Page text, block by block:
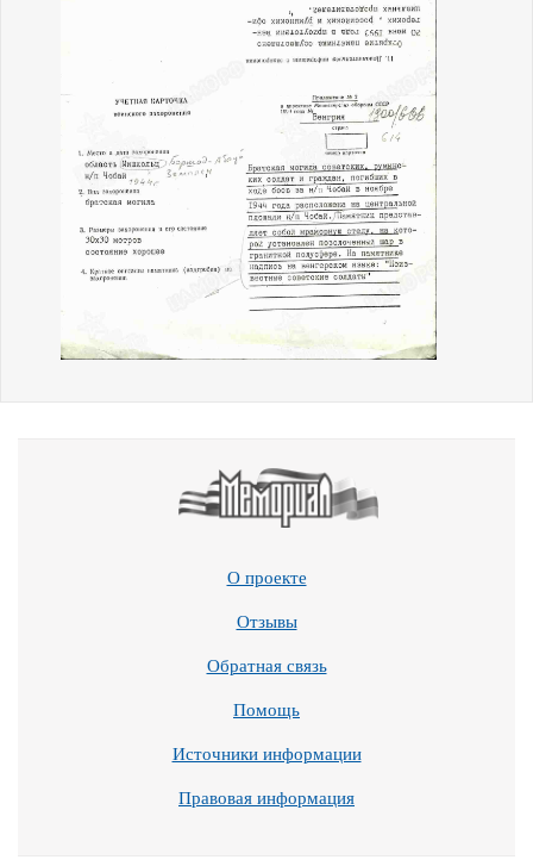
О проекте
Отзывы
Обратная связь
Помощь
Источники информации
Правовая информация